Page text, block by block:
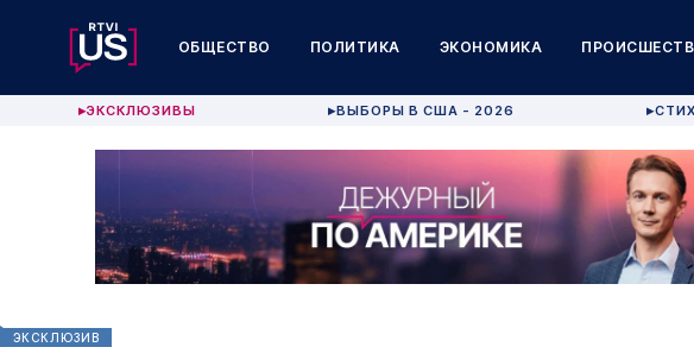
ОБЩЕСТВО ПОЛИТИКА ЭКОНОМИКА
▶ЭКСКЛЮЗИВЫ ▶ВЫБОРЫ В США - 2026 ▶
ЭКСКЛЮЗИВ